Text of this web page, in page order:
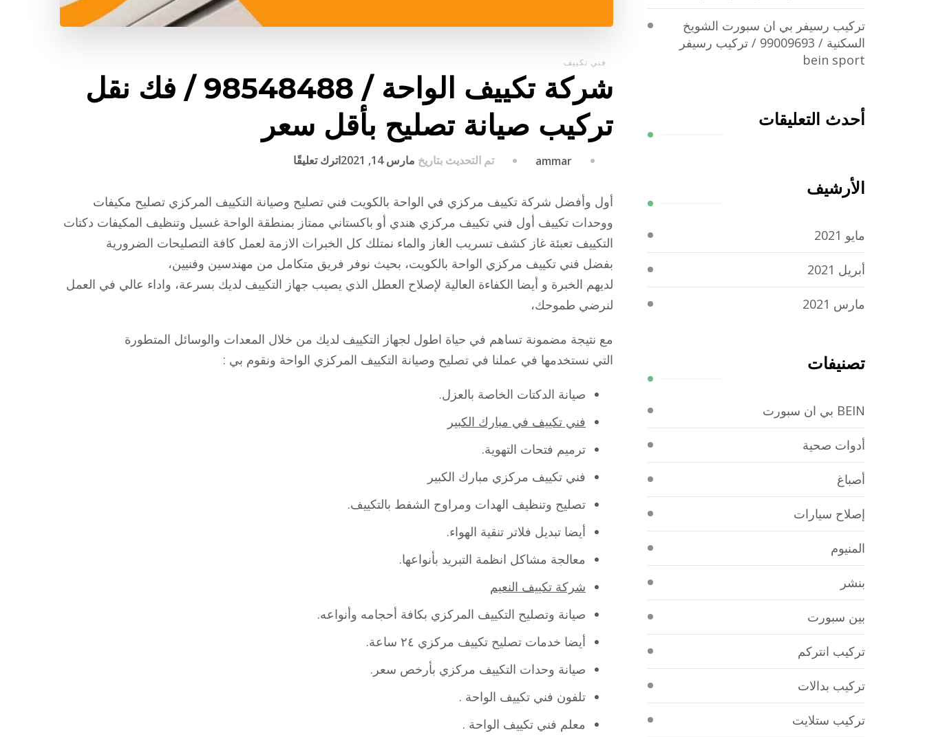
فني تكييف
شركة تكييف الواحة / 98548488 / فك نقل
تركيب صيانة تصليح بأقل سعر
ammar تم التحديث بتاريخ مارس 14, 2021 اترك تعليقًا
تكييف
الواحة
/
98548488
/
فك
صيانة
تصليح
أول وأفضل شركة تكييف مركزي في الواحة بالكويت فني تصليح وصيانة التكييف المركزي تصليح مكيفات
ووحدات تكييف أول فني تكييف مركزي هندي أو باكستاني ممتاز بمنطقة الواحة غسيل وتنظيف المكيفات دكتات
التكييف تعبئة غاز كشف تسريب الغاز والماء نمتلك كل الخبرات الازمة لعمل كافة التصليحات الضرورية
بفضل فني تكييف مركزي الواحة بالكويت، بحيث نوفر فريق متكامل من مهندسين وفنيين،
لديهم الخبرة و أيضا الكفاءة العالية لإصلاح العطل الذي يصيب جهاز التكييف لديك بسرعة، واداء عالي في العمل
لنرضي طموحك،
مع نتيجة مضمونة تساهم في حياة اطول لجهاز التكييف لديك من خلال المعدات والوسائل المتطورة
التي نستخدمها في عملنا في تصليح وصيانة التكييف المركزي الواحة ونقوم بي :
صيانة الدكتات الخاصة بالعزل.
فني تكييف في مبارك الكبير
ترميم فتحات التهوية.
فني تكييف مركزي مبارك الكبير
تصليح وتنظيف الهدات ومراوح الشفط بالتكييف.
أيضا تبديل فلاتر تنقية الهواء.
معالجة مشاكل انظمة التبريد بأنواعها.
شركة تكييف النعيم
صيانة وتصليح التكييف المركزي بكافة أحجامه وأنواعه.
أيضا خدمات تصليح تكييف مركزي ٢٤ ساعة.
صيانة وحدات التكييف مركزي بأرخص سعر.
تلفون فني تكييف الواحة .
معلم فني تكييف الواحة .
تركيب رسيفر بي ان سبورت الشويخ
السكنية / 99009693 / تركيب رسيفر
bein sport
أحدث التعليقات
الأرشيف
مايو 2021
أبريل 2021
مارس 2021
تصنيفات
BEIN بي ان سبورت
أدوات صحية
أصباغ
إصلاح سيارات
المنيوم
بنشر
بين سبورت
تركيب انتركم
تركيب بدالات
تركيب ستلايت